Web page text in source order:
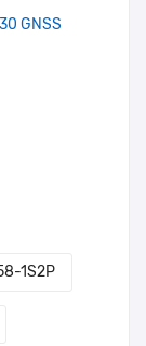
GNSS
1S2P